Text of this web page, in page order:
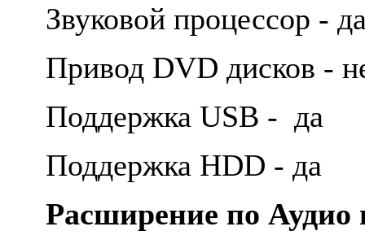
Звуковой процессор -
Привод DVD дисков -
Поддержка USB - да
Поддержка HDD - да
Расширение по Аудио